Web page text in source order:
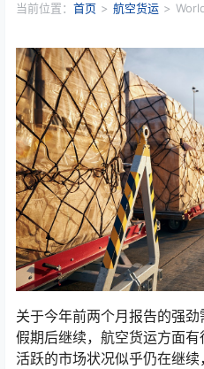
当前位置： 首页 > 航空货运 >
关于今年前两个月报告的强
假期后继续，航空货运方面有
活跃的市场状况似乎仍在继续